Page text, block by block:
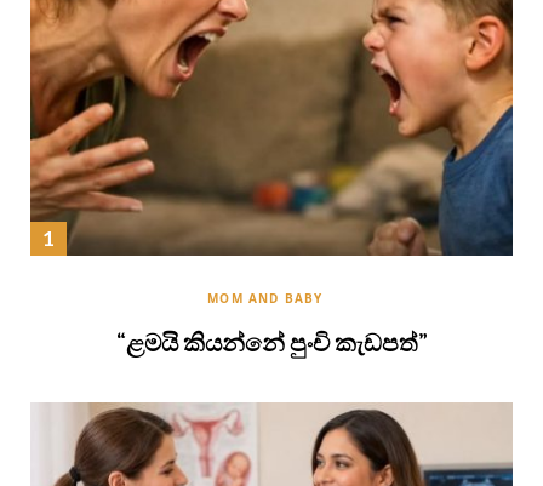
MOM AND BABY
“ළමයි කියන්නේ පුංචි කැඩපත්”